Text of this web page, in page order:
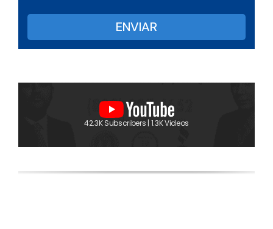
42.3K Subscribers | 1.3K Videos